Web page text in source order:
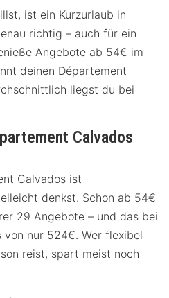
ist ein Kurzurlaub in
richtig – auch für ein
Angebote ab 54€ im
deinen Département
liegst du bei
Calvados
Calvados ist
denkst. Schon ab 54€
29 Angebote – und das bei
von nur 524€. Wer flexibel
reist, spart meist noch